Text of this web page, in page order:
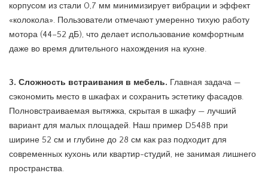
корпусом из стали 0,7 мм минимизирует вибрации и эффект
«колокола». Пользователи отмечают умеренно тихую работу
мотора (44–52 дБ), что делает использование комфортным
даже во время длительного нахождения на кухне.
3. Сложность встраивания в мебель. Главная задача —
сэкономить место в шкафах и сохранить эстетику фасадов.
Полновстраиваемая вытяжка, скрытая в шкафу — лучший
вариант для малых площадей. Наш пример D548B при
ширине 52 см и глубине до 28 см как раз подходит для
современных кухонь или квартир-студий, не занимая лишнего
пространства.